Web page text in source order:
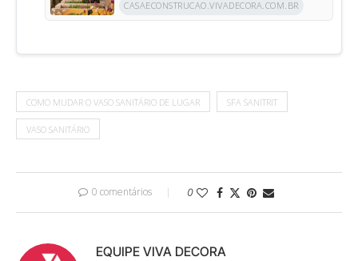
CASAECONSTRUCAO.VIVADECORA.COM.BR
COMO MUDAR O VASO SANITÁRIO DE LUGAR SFA SANITRIT
VASO SANITÁRIO
0 comentários 0
EQUIPE VIVA DECORA